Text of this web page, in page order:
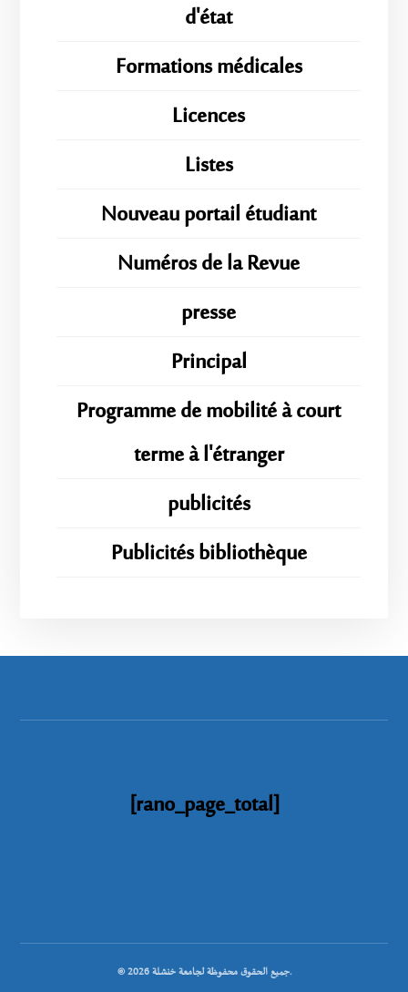
d'état
Formations médicales
Licences
Listes
Nouveau portail étudiant
Numéros de la Revue
presse
Principal
Programme de mobilité à court
terme à l'étranger
publicités
Publicités bibliothèque
[rano_page_total]
© جميع الحقوق محفوظة لجامعة خنشلة 2026.